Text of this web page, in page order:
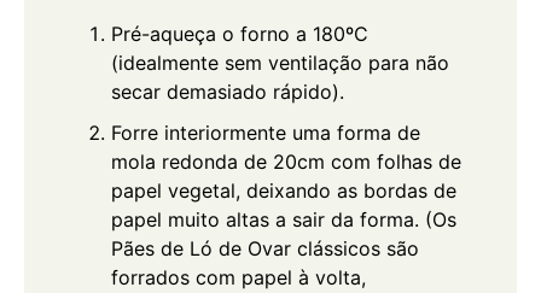
Pré-aqueça o forno a 180ºC
(idealmente sem ventilação para não
secar demasiado rápido).
Forre interiormente uma forma de
mola redonda de 20cm com folhas de
papel vegetal, deixando as bordas de
papel muito altas a sair da forma. (Os
Pães de Ló de Ovar clássicos são
forrados com papel à volta,